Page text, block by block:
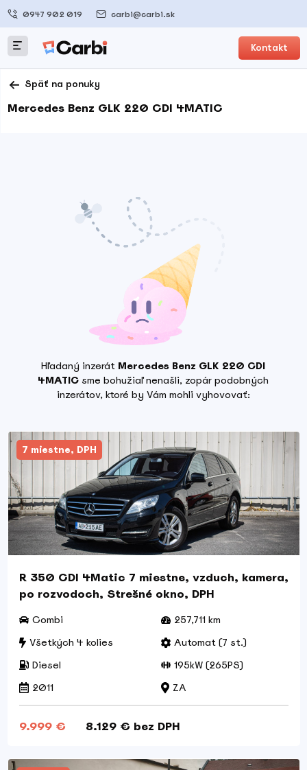
0947 902 019 carbi@carbi.sk
Kontakt
Späť na ponuky
Mercedes Benz GLK 220 CDI 4MATIC
Hľadaný inzerát Mercedes Benz GLK 220 CDI
4MATIC sme bohužiaľ nenašli, zopár podobných
inzerátov, ktoré by Vám mohli vyhovovať:
7 miestne, DPH
R 350 CDI 4Matic 7 miestne, vzduch, kamera,
po rozvodoch, Strešné okno, DPH
Combi
257,711 km
Všetkých 4 kolies
Automat (7 st.)
Diesel
195kW (265PS)
2011
ZA
9.999 € 8.129 € bez DPH